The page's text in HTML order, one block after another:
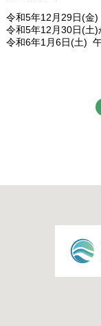
令和5年12月29日(金
令和5年12月30日(
令和6年1月6日(土)